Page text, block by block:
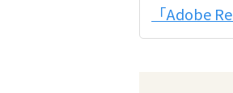
「Adobe